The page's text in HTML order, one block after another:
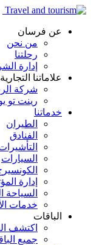
عن فرسان
من نحن
رحلتنا
إدارة
علاماتنا التجارية
شركة
رينت تو
خدماتنا
الطيران
الفنادق
السيارات
إدارة
السياحة
خدمات
الباقات
اكتشف
جميع